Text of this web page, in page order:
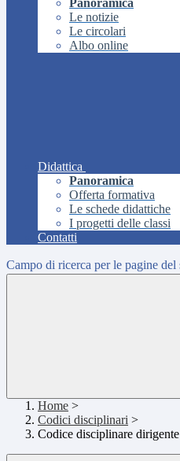
Panoramica
Le notizie
Le circolari
Albo online
Didattica
Panoramica
Offerta formativa
Le schede didattiche
I progetti delle classi
Contatti
Campo di ricerca per le pagine del
Home >
Codici disciplinari >
Codice disciplinare